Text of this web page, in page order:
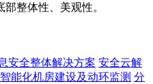
整体性、美观性。
安全整体解决方案 安全云解
智能化机房建设及动环监测 分